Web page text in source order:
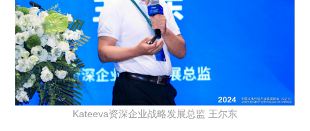
Kateeva资深企业战略发展总监 王尔东